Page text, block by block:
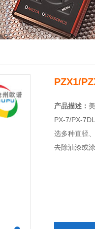
PZX1/
产品描述：
PX-7/PX-
选多种直径
去除油漆或